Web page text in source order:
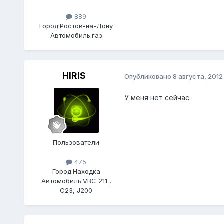
889
Город:Ростов-на-Дону
Автомобиль:газ
HIRIS
Пользователи
475
Город:Находка
Автомобиль:VBC 211 ,
С23, J200
Опубликовано 8 августа, 2012
У меня нет сейчас.